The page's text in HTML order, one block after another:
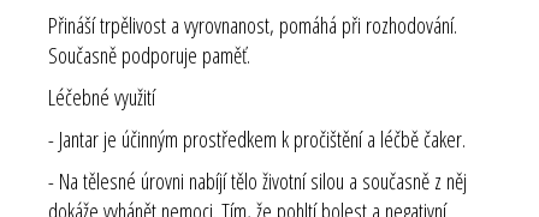
Přináší trpělivost a vyrovnanost, pomáhá při rozhodování.
Současně podporuje paměť.
Léčebné využití
- Jantar je účinným prostředkem k pročištění a léčbě čaker.
- Na tělesné úrovni nabíjí tělo životní silou a současně z něj
dokáže vyhánět nemoci. Tím, že pohltí bolest a negativní